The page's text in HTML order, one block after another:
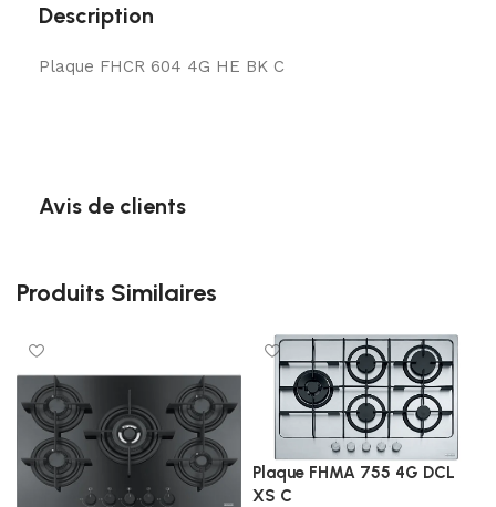
Description
Plaque FHCR 604 4G HE BK C
Avis de clients
Produits Similaires
Plaque FHMA 755 4G DCL
XS C